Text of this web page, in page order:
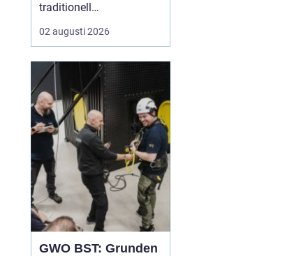
traditionell
verkstadsindustri och
moderna
möts. I takt med att
kraven på hållbara
lösningar och hög
produktionssäkerhet ö...
02 augusti 2026
GWO BST: Grunden